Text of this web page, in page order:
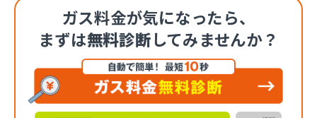
ガス料金が気になったら、
まずは無料診断してみませんか？